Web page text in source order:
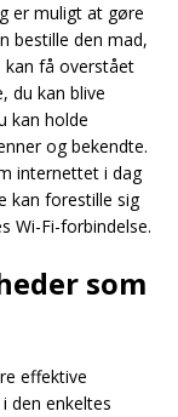
er muligt at gøre
bestille den mad,
få overstået
du kan blive
kan holde
og bekendte.
internettet i dag
kan forestille sig
Wi-Fi-forbindelse.
som
effektive
den enkeltes